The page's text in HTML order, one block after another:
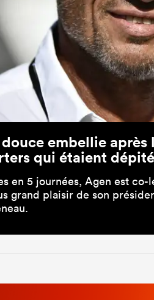
embellie
qui étaient
en 5 journées, Agen est co-
grand plaisir de son